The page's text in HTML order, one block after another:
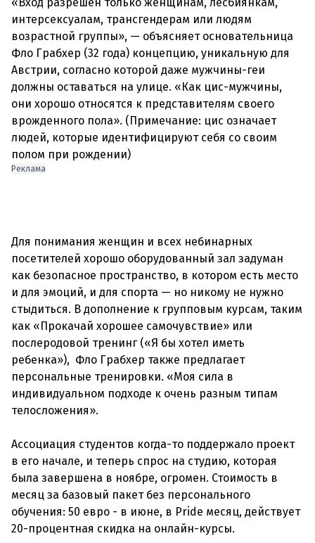
интерсексуалам, трансгендерам или людям
возрастной группы», — объясняет основательница
Фло Грабхер (32 года) концепцию, уникальную для
Австрии, согласно которой даже мужчины-геи
должны оставаться на улице. «Как цис-мужчины,
они хорошо относятся к представителям своего
врожденного пола». (Примечание: цис означает
людей, которые идентифицируют себя со своим
Реклама
Для понимания женщин и всех небинарных
посетителей хорошо оборудованный зал задуман
как безопасное пространство, в котором есть место
и для эмоций, и для спорта — но никому не нужно
стыдиться. В дополнение к групповым курсам, таким
как «Прокачай хорошее самочувствие» или
послеродовой тренинг («Я бы хотел иметь
ребенка»), Фло Грабхер также предлагает
персональные тренировки. «Моя сила в
индивидуальном подходе к очень разным типам
телосложения».
Ассоциация студентов когда-то поддержало проект
в его начале, и теперь спрос на студию, которая
была завершена в ноябре, огромен. Стоимость в
месяц за базовый пакет без персонального
обучения: 50 евро - в июне, в Pride месяц, действует